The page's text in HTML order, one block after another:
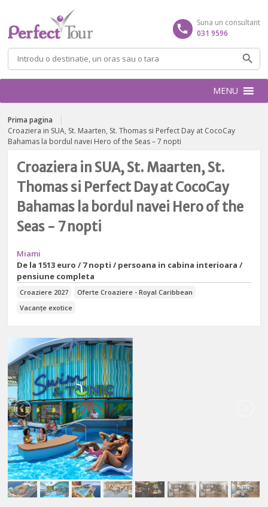
Caută
după:
Suna un consultant
031 9596
MENU
Prima pagina
Croaziera in SUA, St. Maarten, St. Thomas si Perfect Day at CocoCay
Bahamas la bordul navei Hero of the Seas – 7 nopti
Croaziera in SUA, St. Maarten, St.
Thomas si Perfect Day at CocoCay
Bahamas la bordul navei Hero of the
Seas - 7 nopti
Miami
De la1513 euro / 7 nopti / persoana in cabina interioara /
pensiune completa
Croaziere 2027
Oferte Croaziere - Royal Caribbean
Vacanțe exotice